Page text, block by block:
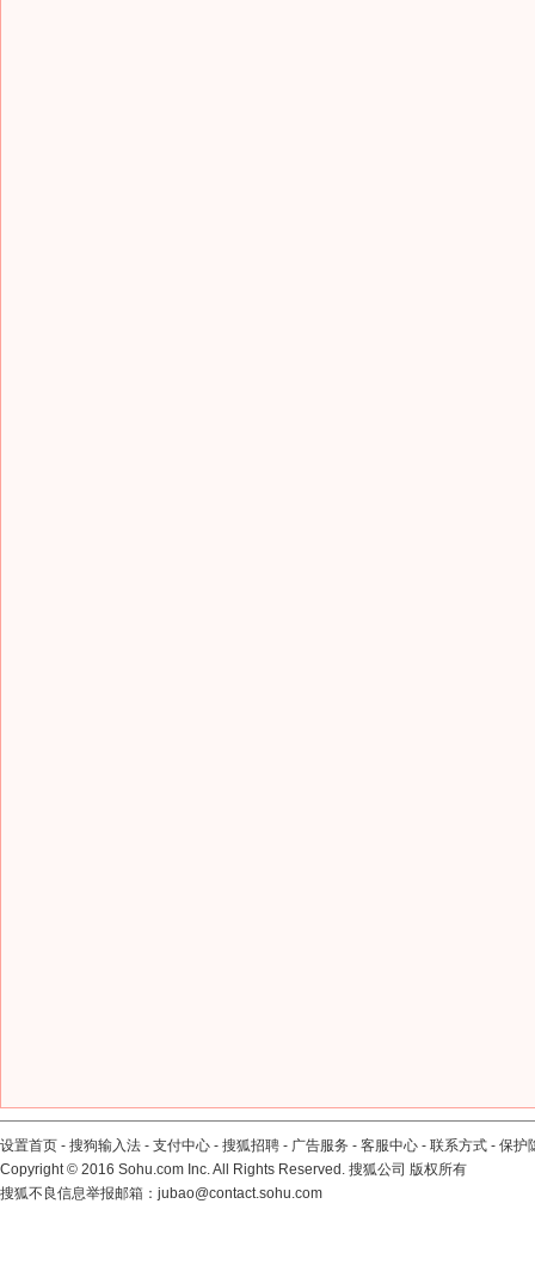
设置首页 - 搜狗输入法 - 支付中心 - 搜狐招聘 - 广告服务 - 客服中心 - 联系方式 - 保护
Copyright© 2016 Sohu.com Inc. All Rights Reserved. 搜狐公司 版权所有
搜狐不良信息举报邮箱： jubao@contact.sohu.com